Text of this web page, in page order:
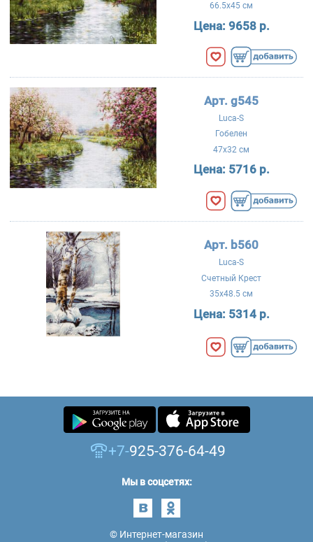
66.5x45 см
Цена: 9658 р.
Арт. g545
Luca-S
Гобелен
47x32 см
Цена: 5716 р.
Арт. b560
Luca-S
Счетный Крест
35x48.5 см
Цена: 5314 р.
+7-925-376-64-49
Мы в соцсетях:
© Интернет-магазин